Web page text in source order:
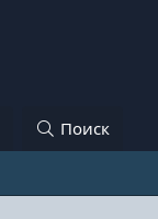
Поиск